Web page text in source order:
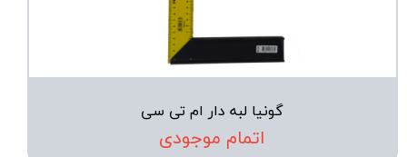
گونیا لبه دار ام تی سی
اتمام موجودی